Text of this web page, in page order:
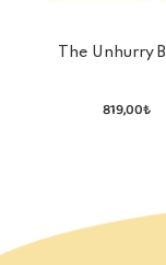
The Unhurry
819,00₺